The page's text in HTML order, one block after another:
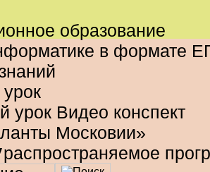
образование
в формате
урок Видео конспект
Московии»